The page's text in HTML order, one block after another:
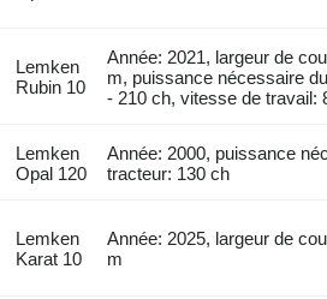
Lemken
Rubin 10
Année: 2021, largeur de
m, puissance nécessaire
- 210 ch, vitesse de travail:
Lemken
Opal 120
Année: 2000, puissance
tracteur: 130 ch
Lemken
Karat 10
Année: 2025, largeur de
m